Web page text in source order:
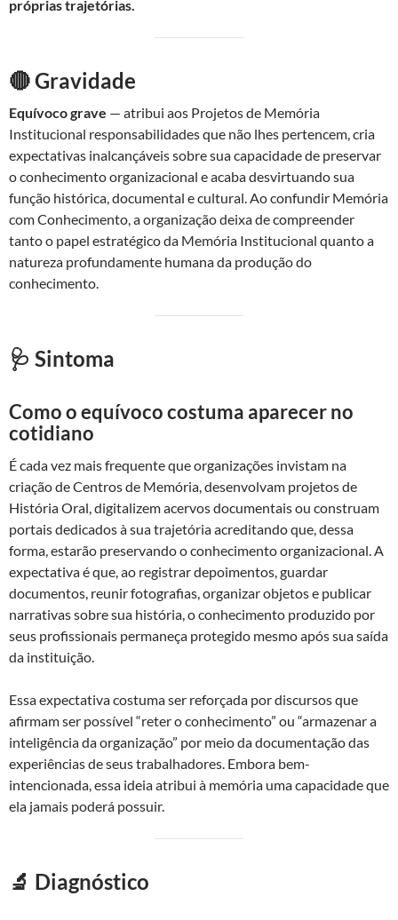
próprias trajetórias.
🔴 Gravidade
Equívoco grave — atribui aos Projetos de Memória
Institucional responsabilidades que não lhes pertencem, cria
expectativas inalcançáveis sobre sua capacidade de preservar
o conhecimento organizacional e acaba desvirtuando sua
função histórica, documental e cultural. Ao confundir Memória
com Conhecimento, a organização deixa de compreender
tanto o papel estratégico da Memória Institucional quanto a
natureza profundamente humana da produção do
conhecimento.
🩺 Sintoma
Como o equívoco costuma aparecer no
cotidiano
É cada vez mais frequente que organizações invistam na
criação de Centros de Memória, desenvolvam projetos de
História Oral, digitalizem acervos documentais ou construam
portais dedicados à sua trajetória acreditando que, dessa
forma, estarão preservando o conhecimento organizacional. A
expectativa é que, ao registrar depoimentos, guardar
documentos, reunir fotografias, organizar objetos e publicar
narrativas sobre sua história, o conhecimento produzido por
seus profissionais permaneça protegido mesmo após sua saída
da instituição.
Essa expectativa costuma ser reforçada por discursos que
afirmam ser possível “reter o conhecimento” ou “armazenar a
inteligência da organização” por meio da documentação das
experiências de seus trabalhadores. Embora bem-
intencionada, essa ideia atribui à memória uma capacidade que
ela jamais poderá possuir.
🔬 Diagnóstico